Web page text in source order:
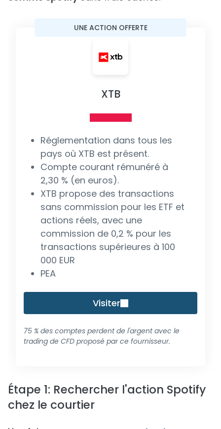
UNE ACTION OFFERTE
XTB
Réglementation dans tous les
pays où XTB est présent.
Compte courant rémunéré à
2,30 % (en euros).
XTB propose des transactions
sans commission pour les ETF et
actions réels, avec une
commission de 0,2 % pour les
transactions supérieures à 100
000 EUR
PEA
Visiter
75 % des comptes perdent de l'argent avec le
trading de CFD proposé par ce fournisseur.
Étape 1: Rechercher l'action Spotify
chez le courtier